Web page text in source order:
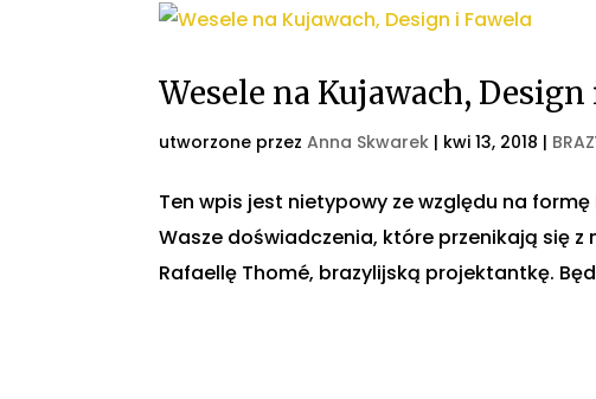
Wesele na Kujawach, Design
utworzone przezAnna Skwarek | kwi 13, 2018 |
Ten wpis jest nietypowy ze względu na
Wasze doświadczenia, które przenikają się
Rafaellę Thomé, brazylijską projektantkę.